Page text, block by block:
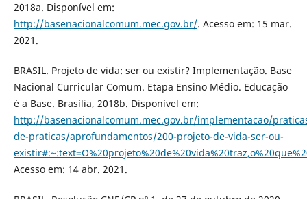
2018a. Disponível em:
http://basenacionalcomum.mec.gov.br/. Acesso em: 15 mar.
2021.
BRASIL. Projeto de vida: ser ou existir? Implementação. Base
Nacional Curricular Comum. Etapa Ensino Médio. Educação
é a Base. Brasília, 2018b. Disponível em:
http://basenacionalcomum.mec.gov.br/implementacao/
de-praticas/aprofundamentos/200-projeto-de-vida-ser-ou-
Acesso em: 14 abr. 2021.